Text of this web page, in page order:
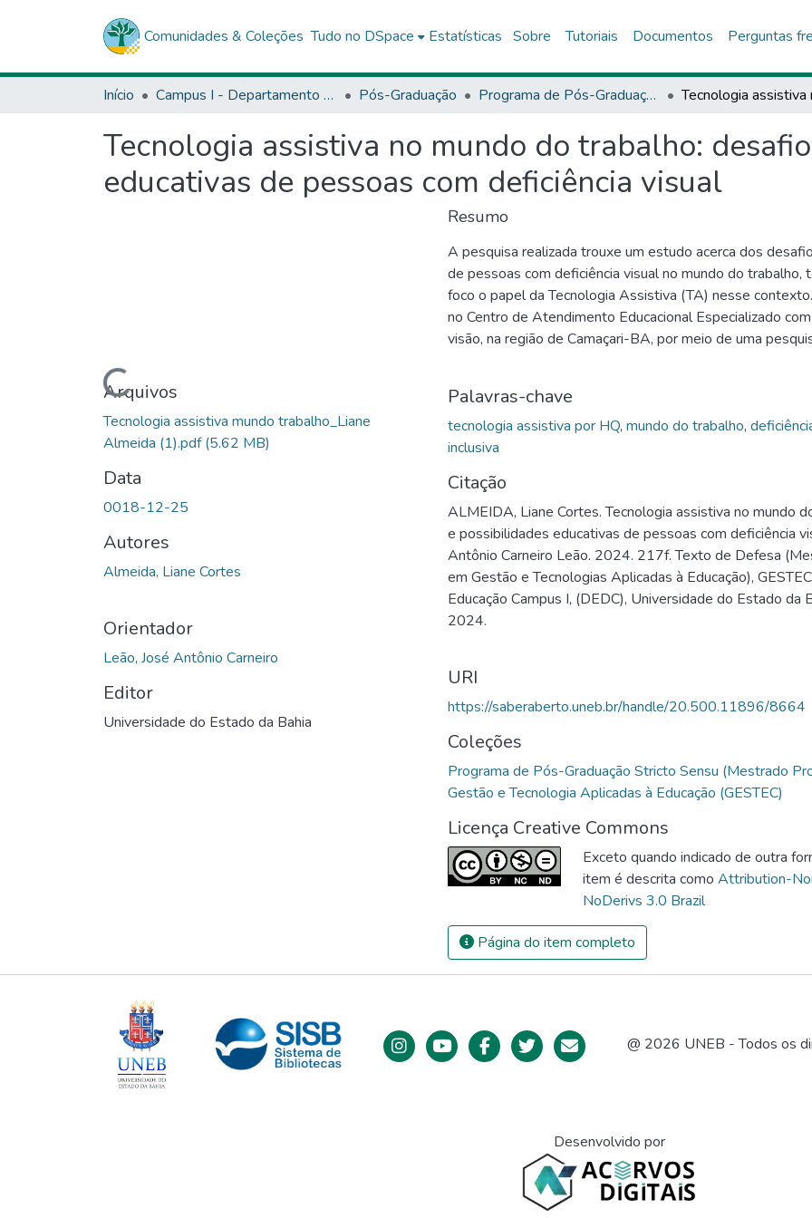
Comunidades & Coleções Tudo no DSpace Estatísticas Sobre Tutoriais Documentos Perguntas
Início Campus I - Departamento de Educação (DEDC) - Salvador Pós-Graduação Programa de Pós-Graduação Stricto Sensu (Mestrado Profissional) em Gestão e Tecnologia Aplicadas à Educação (GESTEC)
Tecnologia assistiva no mundo do trabalho:
educativas de pessoas com deficiência visual
Carregando...
Arquivos
Tecnologia assistiva mundo trabalho_Liane
Almeida (1).pdf(5.62 MB)
Data
0018-12-25
Autores
Almeida, Liane Cortes
Orientador
Leão, José Antônio Carneiro
Editor
Universidade do Estado da Bahia
Resumo
A pesquisa realizada trouxe um estudo acerca dos
de pessoas com deficiência visual no mundo do trabalho,
foco o papel da Tecnologia Assistiva (TA) nesse
no Centro de Atendimento Educacional Especializado
visão, na região de Camaçari-BA, por meio de uma
responder à seguinte questão problema: Como a
contribuir na formação de pessoas com deficiência visual,
mundo do trabalho? Para tanto, selecionamos como
para a formação de pessoas com deficiência visual, a fim
mundo do trabalho. Sendo assim, atendeu aos seguintes
Identificou os programas da Tecnologia Assistiva que
acessibilidade e contribuam com a formação dos
visual para o mundo do trabalho; (2) Verificou os
podem ser identificados pelos participantes da pesquisa,
formação na perspectiva crítico-emancipatória; (3)
cartilha adaptada no formato HQ, sobre
Tecnologia Assistiva, que potencialize a possibilidade de
com deficiência visual no mundo do trabalho.
Palavras-chave
tecnologia assistiva por HQ, mundo do trabalho,
inclusiva
Citação
ALMEIDA, Liane Cortes. Tecnologia assistiva no mundo
e possibilidades educativas de pessoas com deficiência
Antônio Carneiro Leão. 2024. 217f. Texto de Defesa
em Gestão e Tecnologias Aplicadas à Educação),
Educação Campus I, (DEDC), Universidade do Estado da
2024.
URI
https://saberaberto.uneb.br/handle/20.500.11896/8664
Coleções
Programa de Pós-Graduação Stricto Sensu (Mestrado
Gestão e Tecnologia Aplicadas à Educação (GESTEC)
Licença Creative Commons
Exceto quando indicado de outra
item é descrita como Attribution-
NoDerivs 3.0 Brazil
Página do item completo
@ 2026 UNEB - Todos os
Desenvolvido por